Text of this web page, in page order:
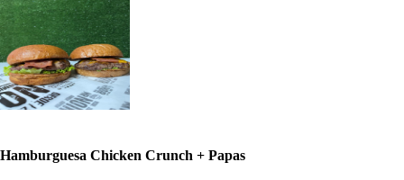
Hamburguesa Chicken Crunch + Papas